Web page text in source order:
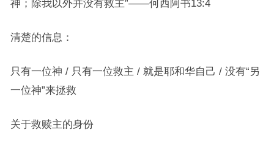
神；除我以外并没有救主”——何西阿书13:4
清楚的信息：
只有一位神 / 只有一位救主 / 就是耶和华自己 / 没有“另
一位神”来拯救
关于救赎主的身份